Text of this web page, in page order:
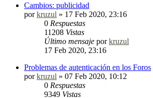
Cambios: publicidad
porkruzul » 17 Feb 2020, 23:16
0 Respuestas
11208 Vistas
Último mensaje porkruzul
17 Feb 2020, 23:16
Problemas de autenticación en los Foros
porkruzul » 07 Feb 2020, 10:12
0 Respuestas
9349 Vistas